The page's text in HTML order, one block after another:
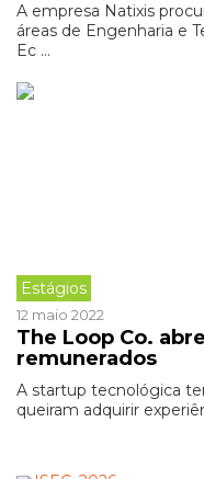
A empresa Natixis
áreas de Engenharia e
Ec ...
Estágios
12 maio 2022
The Loop Co.
remunerados
A startup tecnológica
queiram adquirir